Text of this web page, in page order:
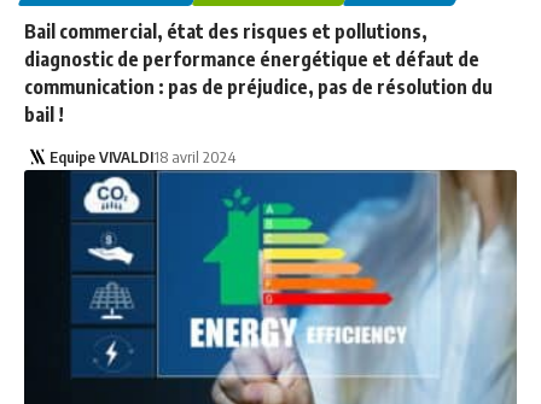
Bail commercial, état des risques et pollutions,
diagnostic de performance énergétique et défaut de
communication : pas de préjudice, pas de résolution du
bail !
Equipe VIVALDI18 avril 2024